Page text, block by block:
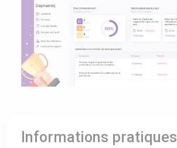
Informations pratiques